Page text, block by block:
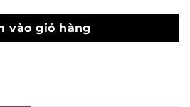
vào giỏ hàng